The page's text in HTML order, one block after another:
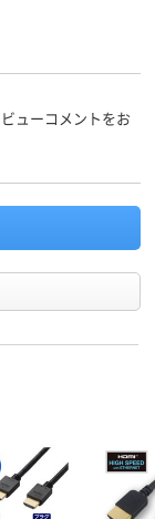
ューコメントをお